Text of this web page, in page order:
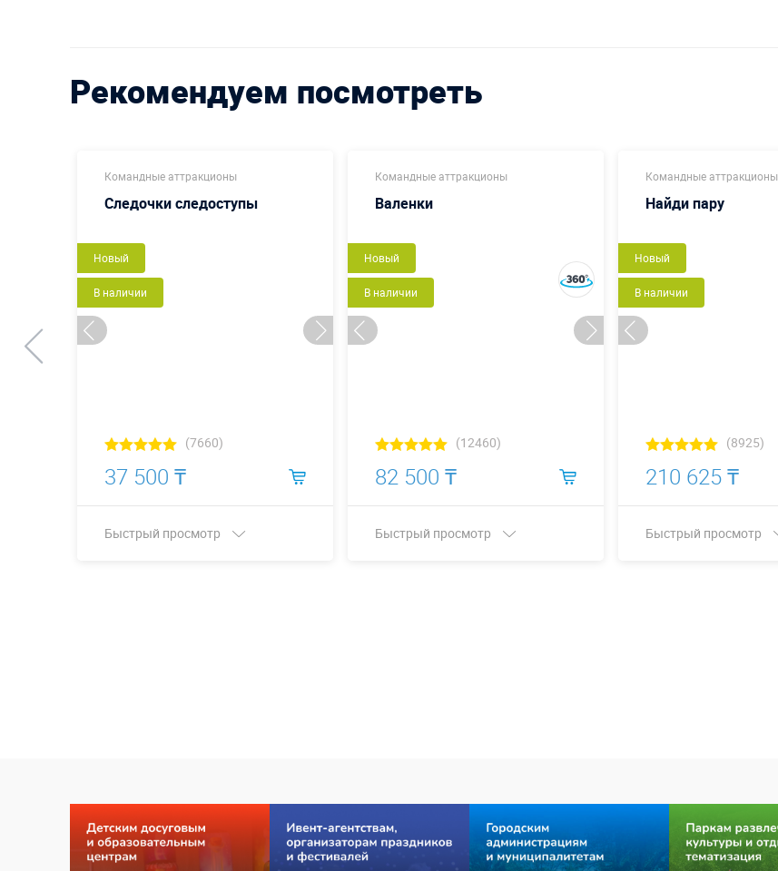
Рекомендуем посмотреть
Командные аттракционы
Следочки следоступы
Новый
В наличии
(7660)
37 500 ₸
Быстрый просмотр
Командные аттракционы
Валенки
Новый
В наличии
(12460)
82 500 ₸
Быстрый просмотр
Командные аттракционы
Найди пару
Новый
В наличии
(8925)
210 625 ₸
Быстрый просмотр